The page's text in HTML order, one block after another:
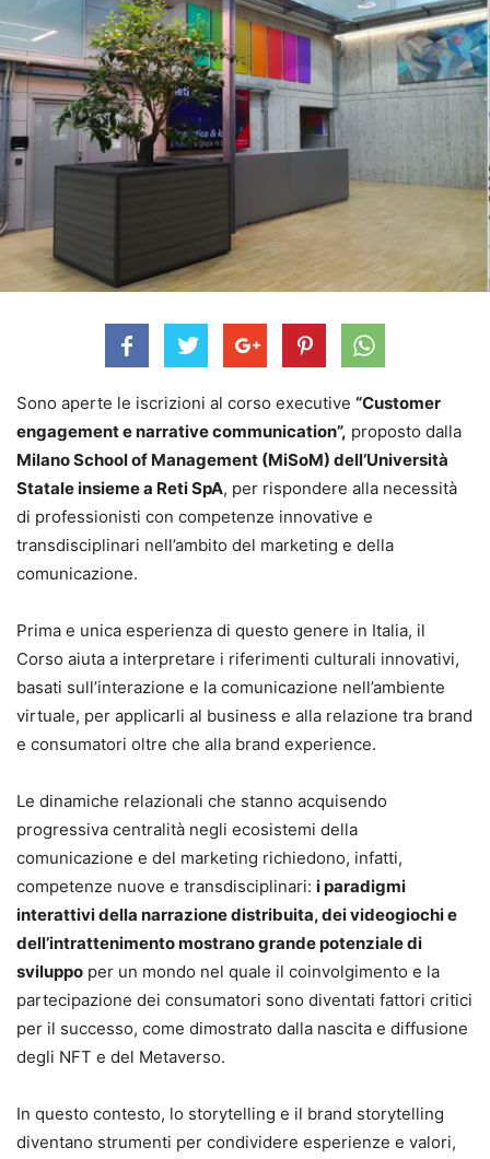
Sono aperte le iscrizioni al corso executive “Customer
engagement e narrative communication”, proposto dalla
Milano School of Management (MiSoM) dell’Università
Statale insieme a Reti SpA, per rispondere alla necessità
di professionisti con competenze innovative e
transdisciplinari nell’ambito del marketing e della
comunicazione.
Prima e unica esperienza di questo genere in Italia, il
Corso aiuta a interpretare i riferimenti culturali innovativi,
basati sull’interazione e la comunicazione nell’ambiente
virtuale, per applicarli al business e alla relazione tra brand
e consumatori oltre che alla brand experience.
Le dinamiche relazionali che stanno acquisendo
progressiva centralità negli ecosistemi della
comunicazione e del marketing richiedono, infatti,
competenze nuove e transdisciplinari: i paradigmi
interattivi della narrazione distribuita, dei videogiochi e
dell’intrattenimento mostrano grande potenziale di
sviluppo per un mondo nel quale il coinvolgimento e la
partecipazione dei consumatori sono diventati fattori critici
per il successo, come dimostrato dalla nascita e diffusione
degli NFT e del Metaverso.
In questo contesto, lo storytelling e il brand storytelling
diventano strumenti per condividere esperienze e valori,